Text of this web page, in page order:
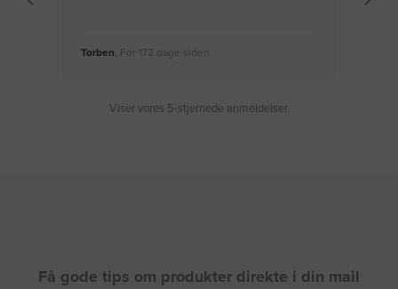
Torben, For 172 dage siden
Viser vores 5-stjernede anmeldelser.
Få gode tips om produkter direkte i din mail